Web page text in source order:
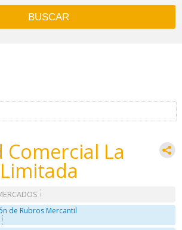
Comercial La
de Rubros Mercantil